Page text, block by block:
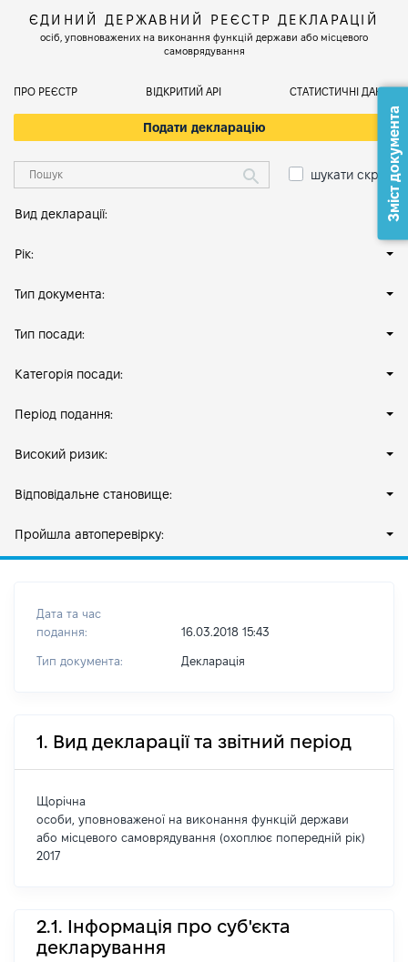
ЄДИНИЙ ДЕРЖАВНИЙ РЕЄСТР ДЕКЛАРАЦІЙ
осіб, уповноважених на виконання функцій держави або місцевого
самоврядування
ПРО РЕЄСТР ВІДКРИТИЙ АРІ СТАТИСТИЧНІ ДАНІ
Подати декларацію
шукати скрізь
Вид декларації:
Рік:
Тип документа:
Тип посади:
Категорія посади:
Період подання:
Високий ризик:
Відповідальне становище:
Пройшла автоперевірку:
Дата та час
подання:
16.03.2018 15:43
Тип документа: Декларація
1. Вид декларації та звітний період
Щорічна
особи, уповноваженої на виконання функцій держави
або місцевого самоврядування (охоплює попередній рік)
2017
2.1. Інформація про суб'єкта
декларування
Зміст документа